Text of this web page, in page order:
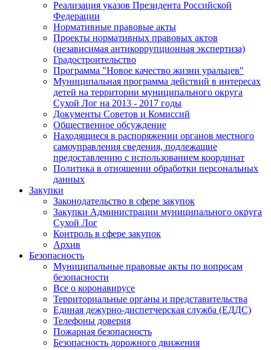
Реализация указов Президента Российской
Федерации
Нормативные правовые акты
Проекты нормативных правовых актов
(независимая антикоррупционная экспертиза)
Градостроительство
Программа "Новое качество жизни уральцев"
Муниципальная программа действий в интересах
детей на территории муниципального округа
Сухой Лог на 2013 - 2017 годы
Документы Советов и Комиссий
Общественное обсуждение
Находящиеся в распоряжении органов местного
самоуправления сведения, подлежащие
предоставлению с использованием координат
Политика в отношении обработки персональных
данных
Закупки
Законодательство в сфере закупок
Закупки Администрации муниципального округа
Сухой Лог
Контроль в сфере закупок
Архив
Безопасность
Муниципальные правовые акты по вопросам
безопасности
Все о коронавирусе
Территориальные органы и представительства
Единая дежурно-диспетчерская служба (ЕДДС)
Телефоны доверия
Пожарная безопасность
Безопасность дорожного движения